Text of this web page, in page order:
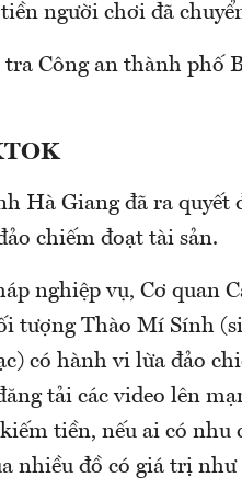
người chơi đã
Công an thành phố
Hà Giang đã ra quyết
chiếm đoạt tài sản.
nghiệp vụ, Cơ quan
tượng Thào Mí Sính
có hành vi lừa đảo
tải các video lên
tiền, nếu ai có nhu
nhiều đồ có giá trị như